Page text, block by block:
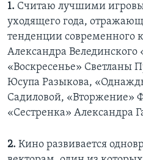
1. Считаю лучшими
уходящего года,
тенденции современного
Александра Велединского
«Воскресенье» Светланы
Юсупа Разыкова,
Садиловой, «Вторжение»
«Сестренка» Александра
2. Кино развивается